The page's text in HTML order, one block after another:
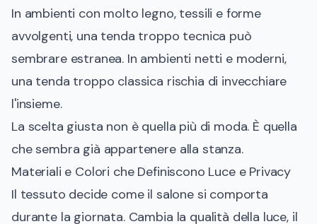
In ambienti con molto legno, tessili e forme
avvolgenti, una tenda troppo tecnica può
sembrare estranea. In ambienti netti e moderni,
una tenda troppo classica rischia di invecchiare
l'insieme.
La scelta giusta non è quella più di moda. È quella
che sembra già appartenere alla stanza.
Materiali e Colori che Definiscono Luce e Privacy
Il tessuto decide come il salone si comporta
durante la giornata. Cambia la qualità della luce, il